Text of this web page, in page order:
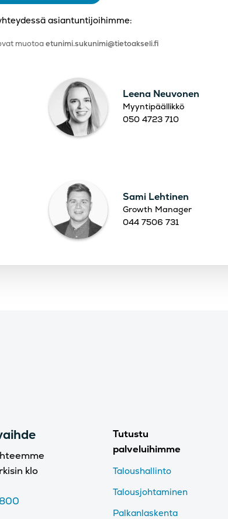
asiantuntijoihimme:
muotoaetunimi.sukunimi@tietoakseli.fi
Leena Neuvonen
Myyntipäällikkö
050 4723 710
Sami Lehtinen
Growth Manager
044 7506 731
klo
Tutustu
palveluihimme
Taloushallinto
Talousjohtaminen
Palkanlaskenta